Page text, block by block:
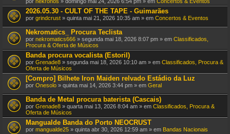
2026.05.30 - CULT OF THE TAPE - Guimarães
por grindcrust » quinta mai 21, 2026 10:35 am » em Concertos & Eventos
Nekromatics_ Procura Teclista
por nekromatics666 » segunda mai 18, 2026 8:07 pm » em Classificados,
Procura & Oferta de Músicos
Banda procura vocalista (Estoril)
por Grenade8 » segunda mai 18, 2026 10:10 am » em Classificados, Procura &
Oferta de Músicos
[Compro] Bilhete Iron Maiden relvado Estádio da Luz
por Onesolo » quinta mai 14, 2026 3:44 pm » em Geral
Banda de Metal procura baterista (Cascais)
por Grenade8 » quarta mai 13, 2026 8:04 am » em Classificados, Procura &
Oferta de Músicos
Mangualde Banda do Porto NEOCRUST
por mangualde25 » quinta abr 30, 2026 12:59 am » em Bandas Nacionais